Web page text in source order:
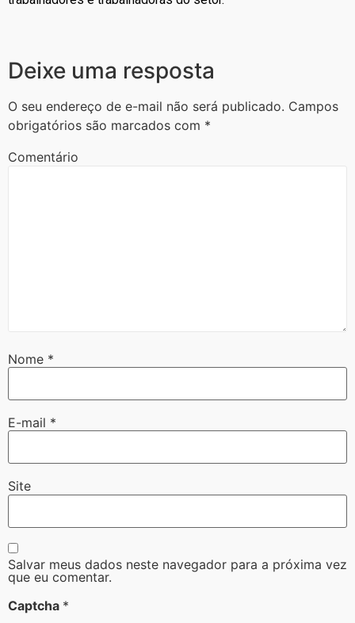
Deixe uma resposta
O seu endereço de e-mail não será publicado. Campos
obrigatórios são marcados com *
Comentário
Nome *
E-mail *
Site
Salvar meus dados neste navegador para a próxima vez
que eu comentar.
Captcha *